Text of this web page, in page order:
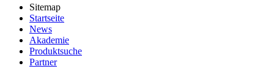
Sitemap
Startseite
News
Akademie
Produktsuche
Partner